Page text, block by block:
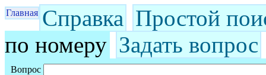
Главная Справка Простой
по номеру Задать вопрос
Вопрос